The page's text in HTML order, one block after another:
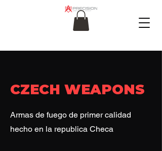
CZECH WEAPONS
Armas de fuego de primer calidad
hecho en la republica Checa